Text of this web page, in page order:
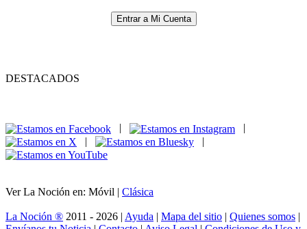
Entrar a Mi Cuenta
DESTACADOS
|
|
|
|
Ver La Noción en: Móvil | Clásica
La Noción ® 2011 - 2026 | Ayuda | Mapa del sitio | Quienes somos |